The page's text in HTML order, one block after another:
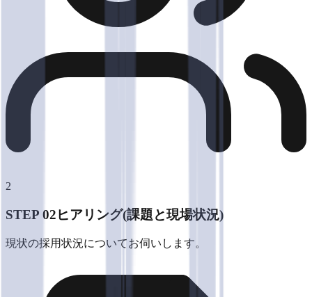
2
STEP 02ヒアリング(課題と現場状況)
現状の採用状況についてお伺いします。